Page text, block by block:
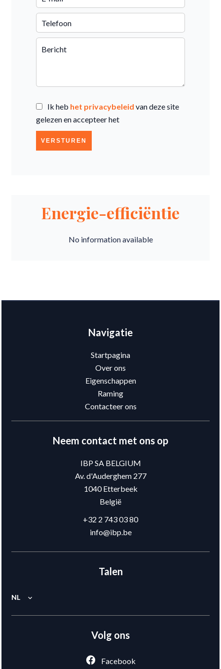
Ik heb het privacybeleid van deze site
gelezen en accepteer het
VERSTUREN
Energie-efficiëntie
No information available
Navigatie
Startpagina
Over ons
Eigenschappen
Raming
Contacteer ons
Neem contact met ons op
IBP SA BELGIUM
Av. d'Auderghem 277
1040Etterbeek
België
+32 2 743 03 80
info@ibp.be
Talen
NL
Volg ons
Facebook